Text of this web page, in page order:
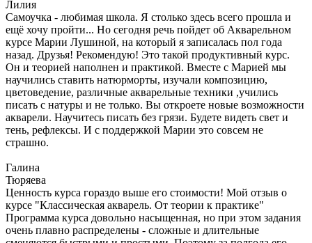
Лилия
Самоучка - любимая школа. Я столько здесь всего прошла и
ещё хочу пройти... Но сегодня речь пойдет об Акварельном
курсе Марии Лушиной, на который я записалась пол года
назад. Друзья! Рекомендую! Это такой продуктивный курс.
Он и теорией наполнен и практикой. Вместе с Марией мы
научились ставить натюрморты, изучали композицию,
цветоведение, различные акварельные техники ,учились
писать с натуры и не только. Вы откроете новые возможности
акварели. Научитесь писать без грязи. Будете видеть свет и
тень, рефлексы. И с поддержкой Марии это совсем не
страшно.
Галина
Тюряева
Ценность курса гораздо выше его стоимости! Мой отзыв о
курсе "Классическая акварель. От теории к практике"
Программа курса довольно насыщенная, но при этом задания
очень плавно распределены - сложные и длительные